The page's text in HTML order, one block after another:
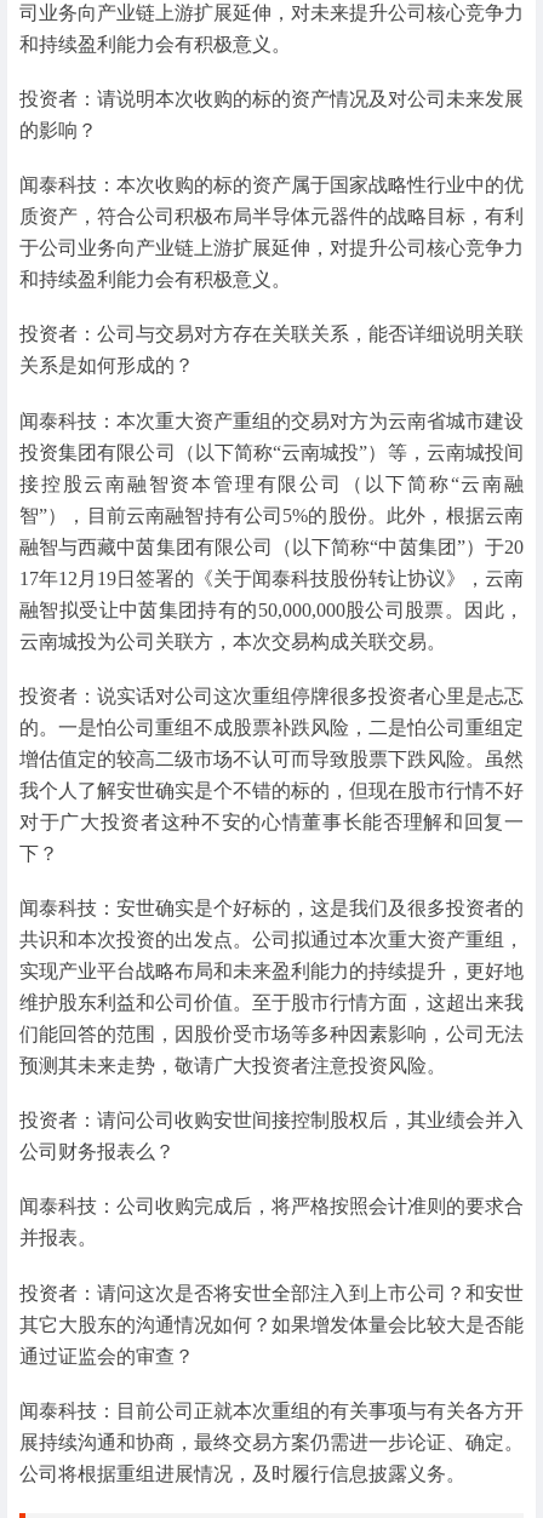
司业务向产业链上游扩展延伸，对未来提升公司核心竞争力
和持续盈利能力会有积极意义。
投资者：请说明本次收购的标的资产情况及对公司未来发展
的影响？
闻泰科技：本次收购的标的资产属于国家战略性行业中的优
质资产，符合公司积极布局半导体元器件的战略目标，有利
于公司业务向产业链上游扩展延伸，对提升公司核心竞争力
和持续盈利能力会有积极意义。
投资者：公司与交易对方存在关联关系，能否详细说明关联
关系是如何形成的？
闻泰科技：本次重大资产重组的交易对方为云南省城市建设
投资集团有限公司（以下简称“云南城投”）等，云南城投间
接控股云南融智资本管理有限公司（以下简称“云南融
智”），目前云南融智持有公司5%的股份。此外，根据云南
融智与西藏中茵集团有限公司（以下简称“中茵集团”）于20
17年12月19日签署的《关于闻泰科技股份转让协议》，云南
融智拟受让中茵集团持有的50,000,000股公司股票。因此，
云南城投为公司关联方，本次交易构成关联交易。
投资者：说实话对公司这次重组停牌很多投资者心里是忐忑
的。一是怕公司重组不成股票补跌风险，二是怕公司重组定
增估值定的较高二级市场不认可而导致股票下跌风险。虽然
我个人了解安世确实是个不错的标的，但现在股市行情不好
对于广大投资者这种不安的心情董事长能否理解和回复一
下？
闻泰科技：安世确实是个好标的，这是我们及很多投资者的
共识和本次投资的出发点。公司拟通过本次重大资产重组，
实现产业平台战略布局和未来盈利能力的持续提升，更好地
维护股东利益和公司价值。至于股市行情方面，这超出来我
们能回答的范围，因股价受市场等多种因素影响，公司无法
预测其未来走势，敬请广大投资者注意投资风险。
投资者：请问公司收购安世间接控制股权后，其业绩会并入
公司财务报表么？
闻泰科技：公司收购完成后，将严格按照会计准则的要求合
并报表。
投资者：请问这次是否将安世全部注入到上市公司？和安世
其它大股东的沟通情况如何？如果增发体量会比较大是否能
通过证监会的审查？
闻泰科技：目前公司正就本次重组的有关事项与有关各方开
展持续沟通和协商，最终交易方案仍需进一步论证、确定。
公司将根据重组进展情况，及时履行信息披露义务。